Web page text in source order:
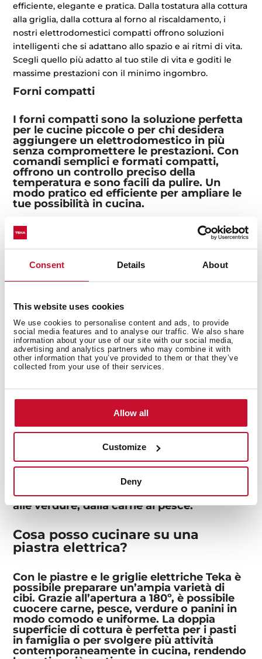
Consent Details About
This website uses cookies
We use cookies to personalise content and ads, to provide
social media features and to analyse our traffic. We also share
information about your use of our site with our social media,
advertising and analytics partners who may combine it with
other information that you’ve provided to them or that they’ve
collected from your use of their services.
Allow all
Customize
Deny
efficiente, elegante e pratica. Dalla tostatura alla cottura
alla griglia, dalla cottura al forno al riscaldamento, i
nostri elettrodomestici compatti offrono soluzioni
intelligenti che si adattano allo spazio e ai ritmi di vita.
Scegli quello più adatto al tuo stile di vita e goditi le
massime prestazioni con il minimo ingombro.
Forni compatti
I forni compatti sono la soluzione perfetta
per le cucine piccole o per chi desidera
aggiungere un elettrodomestico in più
senza compromettere le prestazioni. Con
comandi semplici e formati compatti,
offrono un controllo preciso della
temperatura e sono facili da pulire. Un
modo pratico ed efficiente per ampliare le
tue possibilità in cucina.
Elettrodomestici convenzionali
La nostra gamma di elettrodomestici
convenzionali offre semplicità e affidabilità
per l’uso quotidiano. Che si tratti di
base, questi dispositivi compatti
semplificano le attività quotidiane senza
occupare troppo spazio. Un supporto
essenziale per la routine in cucina.
Griglie elettriche e soluzioni compatte
Le griglie elettriche e le soluzioni di cottura
compatte di Teka sono ideali per gli utenti
che cercano versatilità in un formato
doppia funzione che consente di utilizzarli
chiusi come griglia a contatto o
completamente aperti come piastra piatta.
Questo design offre una maggiore
ampia, perfetta per preparare facilmente
ed efficacemente qualsiasi cosa, dai panini
alle verdure, dalla carne al pesce.
Cosa posso cucinare su una
piastra elettrica?
Con le piastre e le griglie elettriche Teka è
possibile preparare un’ampia varietà di
cibi. Grazie all’apertura a 180º, è possibile
cuocere carne, pesce, verdure o panini in
modo comodo e uniforme. La doppia
superficie di cottura è perfetta per i pasti
in famiglia o per svolgere più attività
contemporaneamente in cucina, rendendo